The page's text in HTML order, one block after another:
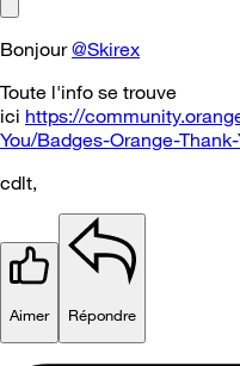
Bonjour@Skirex
Toute l'info se trouve
ici https://
You/Badges-Orange-
cdlt,
Aimer Répondre